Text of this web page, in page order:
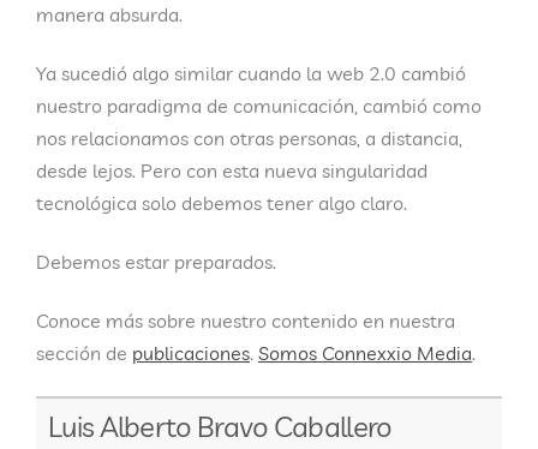
manera absurda.
Ya sucedió algo similar cuando la web 2.0 cambió
nuestro paradigma de comunicación, cambió como
nos relacionamos con otras personas, a distancia,
desde lejos. Pero con esta nueva singularidad
tecnológica solo debemos tener algo claro.
Debemos estar preparados.
Conoce más sobre nuestro contenido en nuestra
sección de publicaciones. Somos Connexxio Media.
Luis Alberto Bravo Caballero